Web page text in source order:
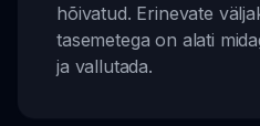
hõivatud. Erinevate
tasemetega on alati
ja vallutada.